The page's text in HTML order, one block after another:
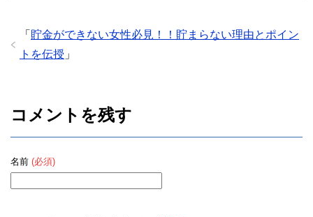
「 貯金ができない女性必見！！貯まらない理由とポイン
トを伝授 」
コメントを残す
名前 (必須)